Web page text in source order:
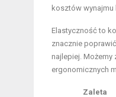
kosztów wynajmu
Elastyczność to
znacznie
najlepiej.
ergonomicznych
Zaleta